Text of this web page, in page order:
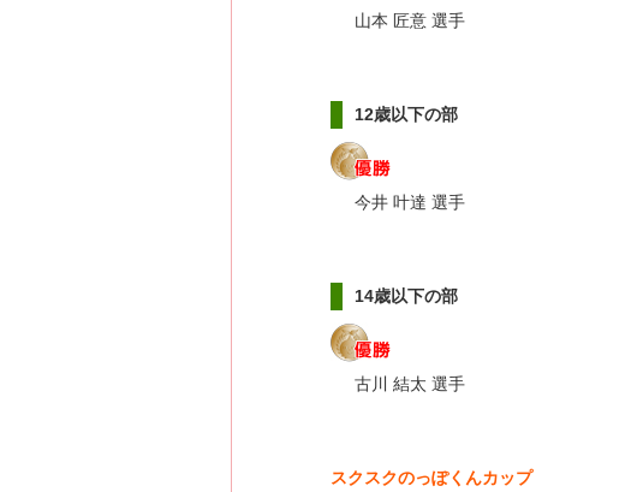
山本 匠意 選手
12歳以下の部
今井 叶達 選手
14歳以下の部
古川 結太 選手
スクスクのっぽくんカップ